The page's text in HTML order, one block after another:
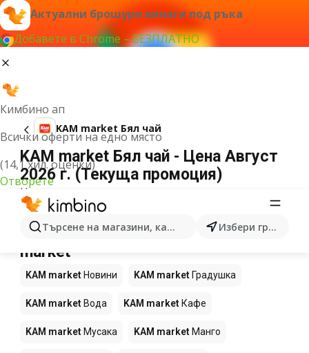
Актуални брошури винаги под ръка
Добавете в Chrome – БЕЗПЛАТНО
Кимбино ап
Всички оферти на едно място
(14,1 хил. оценки)
Отворете
Търсене на магазини, категории, продукти...Избери град
KAM market Бял чай
KAM market Бял чай - Цена Август
2026 г. (Текуща промоция)
Не можахме да намерим резултати за този
термин.
Още продукти в магазините KAM
market
KAM market Новини KAM market Градушка
KAM market Вода KAM market Кафе
KAM market Мусака KAM market Манго